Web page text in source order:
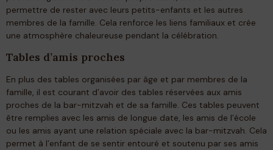
permettre de rester avec leurs petits-enfants et les autres
membres de la famille. Cela renforce les liens familiaux et crée
une atmosphère chaleureuse pendant la célébration.
Tables d’amis proches
En plus des tables organisées par âge et par membres de la
famille, il est courant d’avoir des tables réservées aux amis
proches de la bar-mitzvah et de sa famille. Ces tables peuvent
être remplies avec les amis de longue date, les amis de l’école
ou les amis ayant une relation spéciale avec la bar-mitzvah. Cela
permet à l’enfant de se sentir entouré et soutenu par ses amis